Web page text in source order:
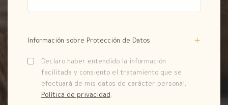
Información sobre Protección de Datos
Declaro haber entendido la información
facilitada y consiento el tratamiento que se
efectuará de mis datos de carácter personal.
Política de privacidad.